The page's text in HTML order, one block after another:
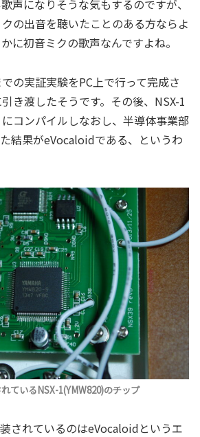
声になりそうな気もするのですが、
の出音を聴いたことのある方ならよ
に初音ミクの歌声なんですよね。
の実証実験をPC上で行って完成さ
き渡したそうです。その後、NSX-1
コンパイルしなおし、半導体事業部
結果がeVocaloidである、というわ
ているNSX-1(YMW820)のチップ
されているのはeVocaloidというエ